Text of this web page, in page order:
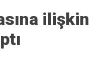
ilişkin